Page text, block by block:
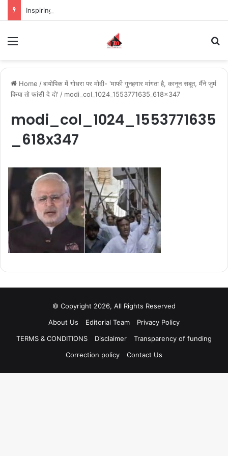
Home /बायोपिक में गोधरा पर मोदी- 'माफी गुनहगार मांगता है, कानून सबूत, मैंने जुर्म
किया तो फांसी दे दो' / modi_col_1024_1553771635_618x347
modi_col_1024_1553771635
_618x347
© Copyright 2026, All Rights Reserved
About Us
Editorial Team
Privacy Policy
TERMS & CONDITIONS
Disclaimer
Transparency of funding
Correction policy
Contact Us